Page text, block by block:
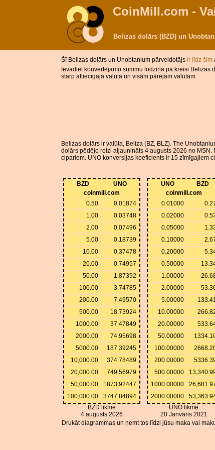
CoinMill.com -
Belizas dolārs (BZD) un
Šī Belizas dolārs un Unobtanium pārveidotājs ir līdz šim
Ievadiet konvertējamo summu lodziņā pa kreisi
starp attiecīgajā valūtā un visām pārējām valūtām.
Belizas dolārs ir valūta, Beliza (BZ, BLZ). The
dolārs pēdējo reizi atjaunināts 4 augusts 2026 no
cipariem. UNO konversijas koeficients ir 15 zīmīgajiem
BZD
UNO
coinmill.com
0.50
0.01874
1.00
0.03748
2.00
0.07496
5.00
0.18739
10.00
0.37478
20.00
0.74957
50.00
1.87392
100.00
3.74785
200.00
7.49570
500.00
18.73924
1000.00
37.47849
2000.00
74.95698
5000.00
187.39245
10,000.00
374.78489
20,000.00
749.56979
50,000.00
1873.92447
100,000.00
3747.84894
BZD likme
4 augusts 2026
UNO
BZD
coinmill.com
0.01000
0.02000
0.05000
0.10000
0.20000
0.50000
1.00000
2.00000
5.00000
133.41
10.00000
20.00000
50.00000
100.00000
200.00000
500.00000
1000.00000
2000.00000
UNO likme
20 Janvāris 2021
Drukāt diagrammas un ņemt tos līdzi jūsu maka vai